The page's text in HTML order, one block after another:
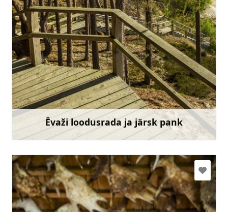
Ēvaži loodusrada ja järsk pank
slitere@daba.gov.lv
+371 67800389
Mine
Rohkem teavet